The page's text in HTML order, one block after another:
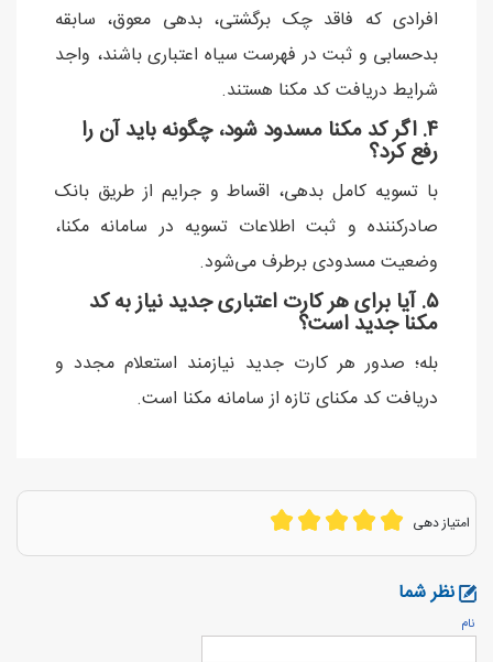
افرادی که فاقد چک برگشتی، بدهی معوق، سابقه
بدحسابی و ثبت در فهرست سیاه اعتباری باشند، واجد
شرایط دریافت کد مکنا هستند.
۴. اگر کد مکنا مسدود شود، چگونه باید آن را
رفع کرد؟
با تسویه کامل بدهی، اقساط و جرایم از طریق بانک
صادرکننده و ثبت اطلاعات تسویه در سامانه مکنا،
وضعیت مسدودی برطرف می‌شود.
۵. آیا برای هر کارت اعتباری جدید نیاز به کد
مکنا جدید است؟
بله؛ صدور هر کارت جدید نیازمند استعلام مجدد و
دریافت کد مکنای تازه از سامانه مکنا است.
امتیاز دهی
نظر شما
نام